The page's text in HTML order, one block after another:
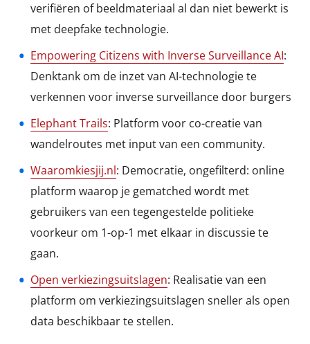
verifiëren of beeldmateriaal al dan niet bewerkt is
met deepfake technologie.
Empowering Citizens with Inverse Surveillance AI:
Denktank om de inzet van AI-technologie te
verkennen voor inverse surveillance door burgers
Elephant Trails: Platform voor co-creatie van
wandelroutes met input van een community.
Waaromkiesjij.nl: Democratie, ongefilterd: online
platform waarop je gematched wordt met
gebruikers van een tegengestelde politieke
voorkeur om 1-op-1 met elkaar in discussie te
gaan.
Open verkiezingsuitslagen: Realisatie van een
platform om verkiezingsuitslagen sneller als open